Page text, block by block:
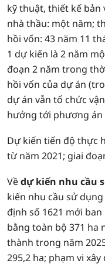
kỹ thuật, thiết kế bản
nhà thầu: một năm;
hồi vốn: 43 năm 11
1 dự kiến là 2 năm
đoạn 2 năm trong
hồi vốn của dự án
dự án vẫn tổ chức
hưởng tới phương án
Dự kiến tiến độ thực
từ năm 2021; giai
Vềdự kiến nhu cầu
kiến nhu cầu sử
định số 1621 mới
bằng toàn bộ 371 ha
thành trong năm
295,2 ha; phạm vi